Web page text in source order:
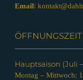
Email:
Hauptsaison (Juli
Montag – Mittwoch: